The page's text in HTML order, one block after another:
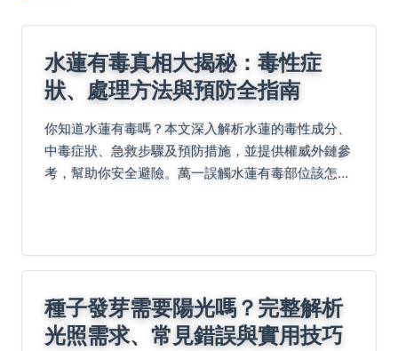
水蓮有毒真相大揭秘：毒性症
狀、處理方法與預防全指南
你知道水蓮有毒嗎？本文深入解析水蓮的毒性成分、
中毒症狀、急救步驟及預防措施，並提供權威外鏈參
考，幫助你安全避險。萬一誤觸水蓮有毒部位該怎麼
種子發芽需要陽光嗎？完整解析
光照需求、常見錯誤與實用技巧